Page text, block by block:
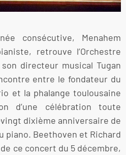
consécutive, Menahem
retrouve l’Orchestre
directeur musical Tugan
entre le fondateur du
et la phalange toulousaine
d’une célébration toute
dixième anniversaire de
piano. Beethoven et Richard
ce concert du 5 décembre,